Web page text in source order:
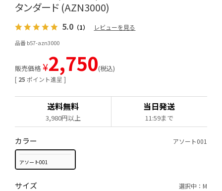
タンダード (AZN3000)
5.0 （1） レビューを見る
品番 b57-azn3000
[ 25 ポイント進呈 ]
販売価格 ¥2,750 税込
送料無料
3,980円以上
当日発送
11:59まで
カラー アソート001
アソート001
サイズ 選択中：M